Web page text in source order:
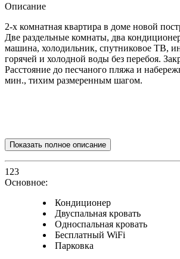
Описание
2-х комнатная квартира в доме новой
Две раздельные комнаты, два
машина, холодильник, спутниковое ТВ,
горячей и холодной воды без перебоя.
Расстояние до песчаного пляжа и
мин., тихим размеренным шагом.
Показать полное описание
123
Основное:
Кондиционер
Двуспальная кровать
Односпальная кровать
Бесплатный WiFi
Парковка